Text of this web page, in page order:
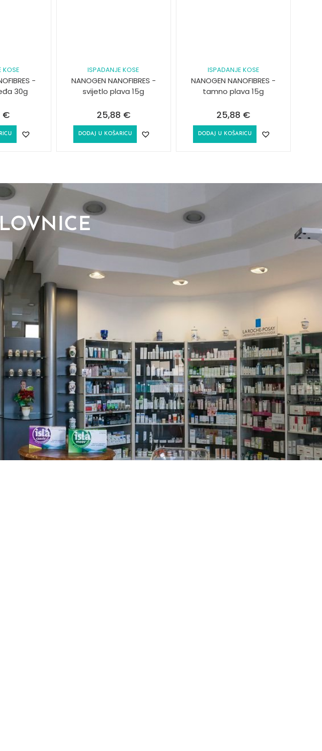
KOSE
-
30g
€
ISPADANJE KOSE
NANOGEN NANOFIBRES -
svijetlo plava 15g
25,88 €
DODAJ U KOŠARICU
ISPADANJE KOSE
NANOGEN NANOFIBRES -
tamno plava 15g
25,88 €
DODAJ U KOŠARICU